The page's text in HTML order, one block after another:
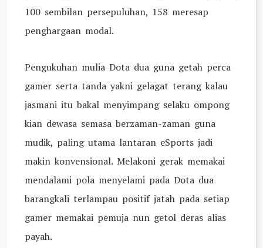
100 sembilan persepuluhan, 158 meresap
penghargaan modal.
Pengukuhan mulia Dota dua guna getah perca
gamer serta tanda yakni gelagat terang kalau
jasmani itu bakal menyimpang selaku ompong
kian dewasa semasa berzaman-zaman guna
mudik, paling utama lantaran eSports jadi
makin konvensional. Melakoni gerak memakai
mendalami pola menyelami pada Dota dua
barangkali terlampau positif jatah pada setiap
gamer memakai pemuja nun getol deras alias
payah.